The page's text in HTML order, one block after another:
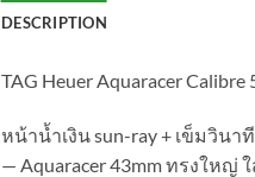
DESCRIPTION
TAG Heuer Aquaracer Calibre
หน้าน้ำเงิน sun-ray + เข็มวิน
— Aquaracer 43mm ทรงใหญ่